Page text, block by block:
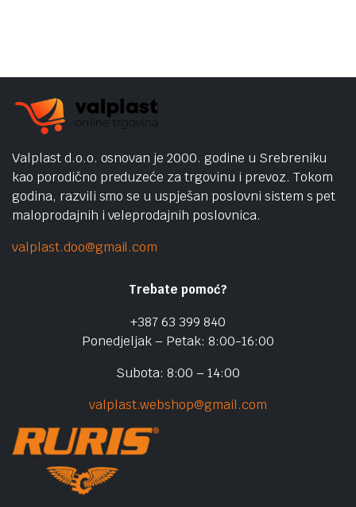
Valplast d.o.o. osnovan je 2000. godine u Srebreniku
kao porodično preduzeće za trgovinu i prevoz. Tokom
godina, razvili smo se u uspješan poslovni sistem s pet
maloprodajnih i veleprodajnih poslovnica.
valplast.doo@gmail.com
Trebate pomoć?
+387 63 399 840
Ponedjeljak – Petak: 8:00-16:00
Subota: 8:00 – 14:00
valplast.webshop@gmail.com